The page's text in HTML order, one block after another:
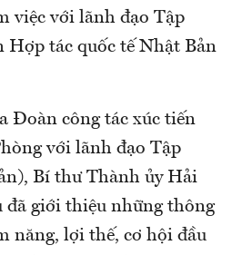
việc với lãnh đạo Tập
Hợp tác quốc tế Nhật Bản
Đoàn công tác xúc tiến
với lãnh đạo Tập
Bí thư Thành ủy Hải
đã giới thiệu những thông
năng, lợi thế, cơ hội đầu